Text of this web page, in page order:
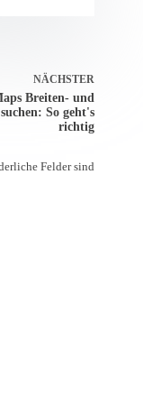
NÄCHSTER
Breiten- und
So geht's
richtig
Felder sind